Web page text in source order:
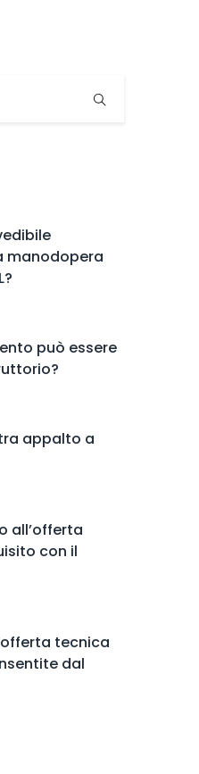
manodopera
può essere
appalto a
all’offerta
con il
tecnica
dal